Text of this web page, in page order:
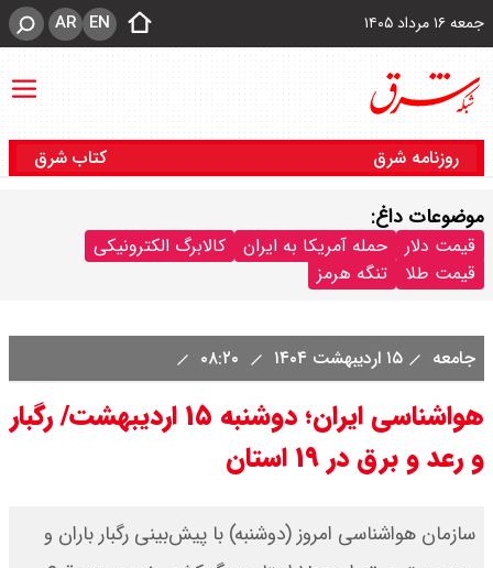
جمعه ۱۶ مرداد ۱۴۰۵ EN
AR
روزنامه شرق کتاب شرق
موضوعات داغ:
قیمت دلار حمله آمریکا به ایران
کالابرگ الکترونیکی
قیمت طلا
تنگه هرمز
جامعه ۱۵ اردیبهشت ۱۴۰۴
هواشناسی ایران؛ دوشنبه ۱۵ اردیبهشت/ رگبار
و رعد و برق در ۱۹ استان
سازمان هواشناسی امروز (دوشنبه) با پیش‌بینی رگبار باران و